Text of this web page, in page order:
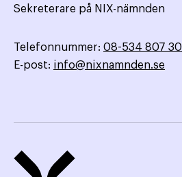
Sekreterare på NIX-nämnden
Telefonnummer: 08-534 807 30
E-post: info@nixnamnden.se